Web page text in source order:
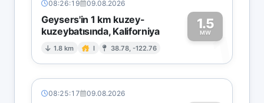
08:26:19 09.08.2026
Geysers'in 1 km kuzey-
kuzeybatısında, Kaliforniya
1.8 km I 38.78, -122.76
1.5
MW1
08:25:17 09.08.2026